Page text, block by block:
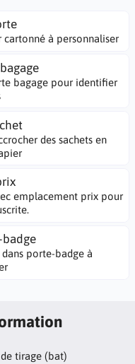
à personnaliser
bagage pour identifier
des sachets en
emplacement prix pour
porte-badge à
tirage (bat)